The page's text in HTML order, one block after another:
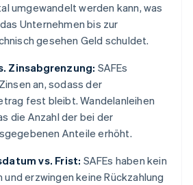
umgewandelt werden kann, was
Unternehmen bis zur
gesehen Geld schuldet.
Zinsabgrenzung: SAFEs
an, sodass der
fest bleibt. Wandelanleihen
die Anzahl der bei der
Anteile erhöht.
vs. Frist: SAFEs haben kein
erzwingen keine Rückzahlung